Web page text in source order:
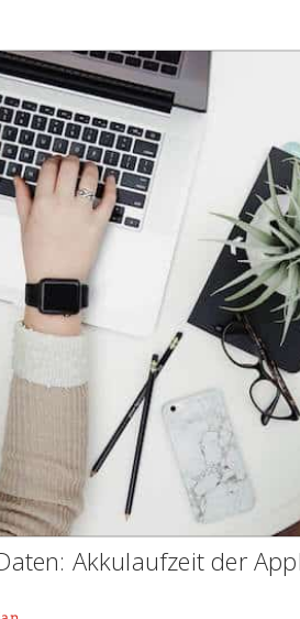
Akkulaufzeit der